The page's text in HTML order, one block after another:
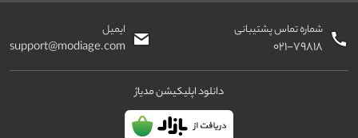
شماره تماس پشتیبانی
۰۲۱-۷۹۸۱۸
ایمیل
support@modiage.com
دانلود اپلیکیشن مدیاژ